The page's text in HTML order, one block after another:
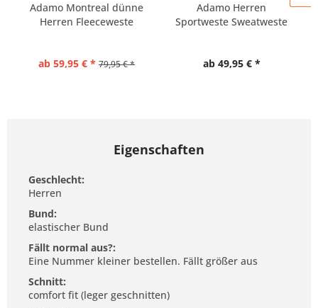
Adamo Montreal dünne
Herren Fleeceweste
ab 59,95 € * 79,95 € *
Adamo Herren
Sportweste Sweatweste
ab 49,95 € *
Eigenschaften
Geschlecht:
Herren
Bund:
elastischer Bund
Fällt normal aus?:
Eine Nummer kleiner bestellen. Fällt größer aus
Schnitt:
comfort fit (leger geschnitten)